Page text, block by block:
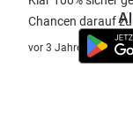
Chancen darauf
vor 3 Jahre